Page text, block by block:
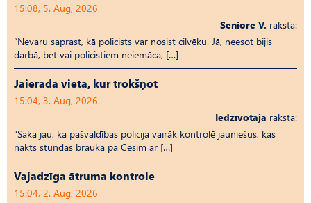
15:08, 5. Aug, 2026
Seniore V. raksta:
“Nevaru saprast, kā policists var nosist cilvēku. Jā, neesot bijis
darbā, bet vai policistiem neiemāca, […]
Jāierāda vieta, kur trokšņot
15:04, 3. Aug, 2026
Iedzīvotāja raksta:
“Saka jau, ka pašvaldības policija vairāk kontrolē jauniešus, kas
nakts stundās braukā pa Cēsīm ar […]
Vajadzīga ātruma kontrole
15:04, 2. Aug, 2026